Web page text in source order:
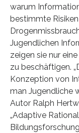
warum
bestimmte
Jugendlichen
zeigen sie nur
zu beschäftigen.
Konzeption von
man Jugendliche
Autor Ralph
„Adaptive